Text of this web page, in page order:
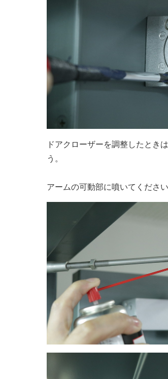
ドアクローザーを調整したとき
う。
アームの可動部に噴いてください